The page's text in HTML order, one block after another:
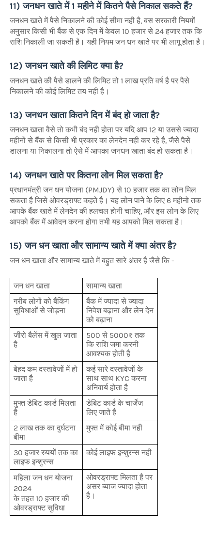
11) जनधन खाते में 1 महीने में कितने पैसे निकाल सकते हैं?
जनधन खाते में पैसे निकालने की कोई सीमा नही है, बस सरकारी नियमों
अनुसार किसी भी बैंक से एक दिन में केवल 10 हजार से 24 हजार तक कि
राशि निकाली जा सकती है। यही नियम जन धन खाते पर भी लागू होता है।
12) जनधन खाते की लिमिट क्या है?
जनधन खाते की पैसे डालने की लिमिट तो 1 लाख प्रति वर्ष है पर पैसे
निकालने की कोई लिमिट तय नही है।
13) जनधन खाता कितने दिन में बंद हो जाता है?
जनधन खाता वैसे तो कभी बंद नही होता पर यदि आप 12 या उससे ज्यादा
महीनों से बैंक से किसी भी प्रकार का लेनदेन नही कर रहे है, जैसे पैसे
डालना या निकालना तो ऐसे में आपका जनधन खाता बंद हो सकता है।
14) जनधन खाते पर कितना लोन मिल सकता है?
प्रधानमंत्री जन धन योजना (PMJDY) से 10 हजार तक का लोन मिल
सकता है जिसे ओवरड्राफ्ट कहते है। यह लोन पाने के लिए 6 महीनो तक
आपके बैंक खाते में लेनदेन की हलचल होनी चाहिए, और इस लोन के लिए
आपको बैंक में आवेदन करना होगा तभी यह आपको मिल सकता है।
15) जन धन खाता और सामान्य खाते में क्या अंतर है?
जन धन खाता और सामान्य खाते में बहुत सारे अंतर है जैसे कि -
जन धन खाता
सामान्य खाता
गरीब लोगों को बैंकिंग
सुविधाओं से जोड़ना
बैंक में ज्यादा से ज्यादा
निवेश बढ़ाना और लेन देन
को बढ़ाना
जीरो बैलेंस में खुल जाता
है
500 से 5000₹ तक
कि राशि जमा करनी
आवश्यक होती है
बेहद कम दस्तावेजों में हो
जाता है
कई सारे दस्तावेजों के
साथ साथ KYC करना
अनिवार्य होता है
मुफ्त डेबिट कार्ड मिलता
है
डेबिट कार्ड के चार्जेज
लिए जाते है
2 लाख तक का दुर्घटना
बीमा
मुफ्त में कोई बीमा नही
30 हजार रुपयों तक का
लाइफ इन्शुरन्स
कोई लाइफ इन्शुरन्स नही
महिला जन धन योजना
2024
के तहत 10 हजार की
ओवरड्राफ्ट सुविधा
ओवरड्राफ्ट मिलता है पर
असर ब्याज ज्यादा होता
है।